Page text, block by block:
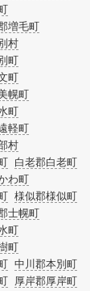
増毛町
村
町
町
幌町
町
軽町
村
白老郡白老町
わ町
様似郡様似町
士幌町
町
町
中川郡本別町
厚岸郡厚岸町